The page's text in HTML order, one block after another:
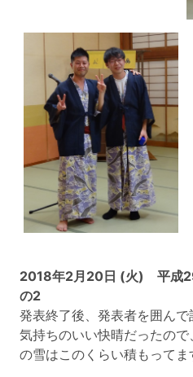
2018年2月20日 (火) 平成
の2
発表終了後、発表者を囲んで
気持ちのいい快晴だったの
の雪はこのくらい積もってま